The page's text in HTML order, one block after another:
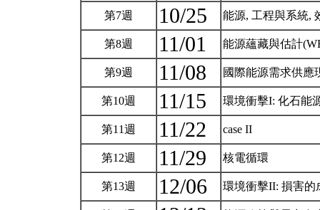
第7週 10/25 能源, 工程與系統,
第8週 11/01 能源蘊藏與估計
第9週 11/08 國際能源需求供
第10週 11/15 環境衝擊I: 化石能
第11週 11/22 case II
第12週 11/29 核電循環
第13週 12/06 環境衝擊II: 損害